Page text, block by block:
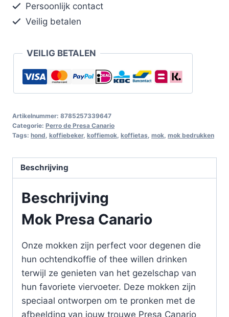
Persoonlijk contact
Veilig betalen
VEILIG BETALEN
Artikelnummer: 8785257339647
Categorie: Perro de Presa Canario
Tags: hond koffiebeker, koffiemok koffietas mok mok bedrukken
Beschrijving
Beschrijving
Mok Presa Canario
Onze mokken zijn perfect voor degenen die
hun ochtendkoffie of thee willen drinken
terwijl ze genieten van het gezelschap van
hun favoriete viervoeter. Deze mokken zijn
speciaal ontworpen om te pronken met de
afbeelding van jouw trouwe Presa Canario